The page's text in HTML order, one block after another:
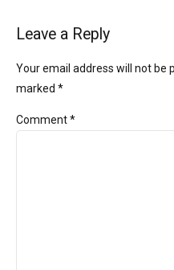
Leave a Reply
Your email address will not be
marked *
Comment*